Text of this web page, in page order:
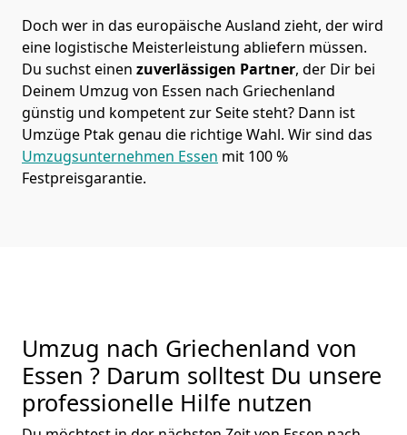
Doch wer in das europäische Ausland zieht, der wird
eine logistische Meisterleistung abliefern müssen.
Du suchst einen zuverlässigen Partner, der Dir bei
Deinem Umzug von Essen nach Griechenland
günstig und kompetent zur Seite steht? Dann ist
Umzüge Ptakgenau die richtige Wahl. Wir sind das
Umzugsunternehmen Essen mit 100 %
Festpreisgarantie.
Umzug nach Griechenland von
Essen ? Darum solltest Du unsere
professionelle Hilfe nutzen